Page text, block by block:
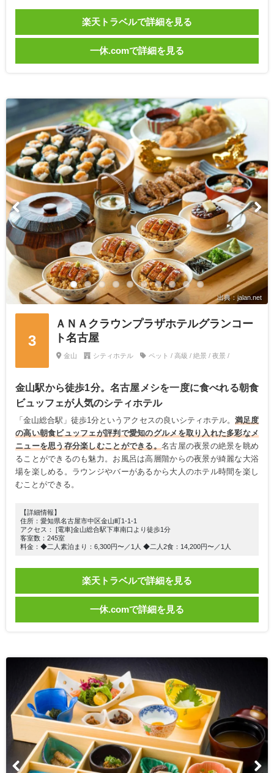
楽天トラベルで詳細を見る
一休.comで詳細を見る
出典：jalan.net
3
ＡＮＡクラウンプラザホテルグランコー
ト名古屋
金山 シティホテル ペット / 高級 / 絶景 / 夜景 /
金山駅から徒歩1分。名古屋メシを一度に食べれる朝食
ビュッフェが人気のシティホテル
「金山総合駅」徒歩1分というアクセスの良いシティホテル。 満足度
の高い朝食ビュッフェが評判で愛知のグルメを取り入れた多彩なメ
ニューを思う存分楽しむことができる。 名古屋の夜景の絶景を眺め
ることができるのも魅力。お風呂は高層階からの夜景が綺麗な大浴
場を楽しめる。ラウンジやバーがあるから大人のホテル時間を楽し
むことができる。
【詳細情報】
住所：愛知県名古屋市中区金山町1-1-1
アクセス： [電車]金山総合駅下車南口より徒歩1分
客室数：245室
料金：◆二人素泊まり：6,300円〜／1人 ◆二人2食：14,200円〜／1人
楽天トラベルで詳細を見る
一休.comで詳細を見る